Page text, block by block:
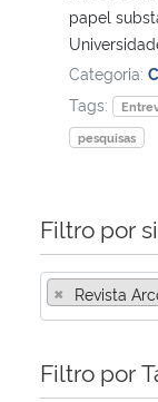
Ministério da Ciência,
Ministério do Meio
Ministério do Turismo
Ministério da Mulher,
Secretaria-Geral
papel
Categoria:
Tags:
pesquisas
Filtro por
× Revista
Filtro por